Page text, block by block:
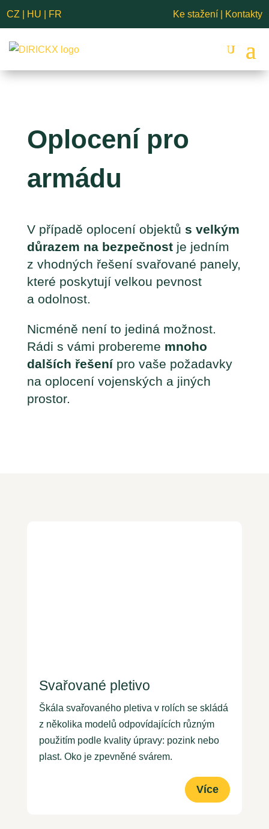
CZ HU FR Ke stažení Kontakty
Oplocení pro
armádu
V případě oplocení objektů s velkým
důrazem na bezpečnostje jedním
z vhodných řešení svařované panely,
které poskytují velkou pevnost
a odolnost.
Nicméně není to jediná možnost.
Rádi s vámi probereme mnoho
dalších řešenípro vaše požadavky
na oplocení vojenských a jiných
prostor.
Svařované pletivo
Škála svařovaného pletiva v rolích se skládá
z několika modelů odpovídajících různým
použitím podle kvality úpravy: pozink nebo
plast. Oko je zpevněné svárem.
Více